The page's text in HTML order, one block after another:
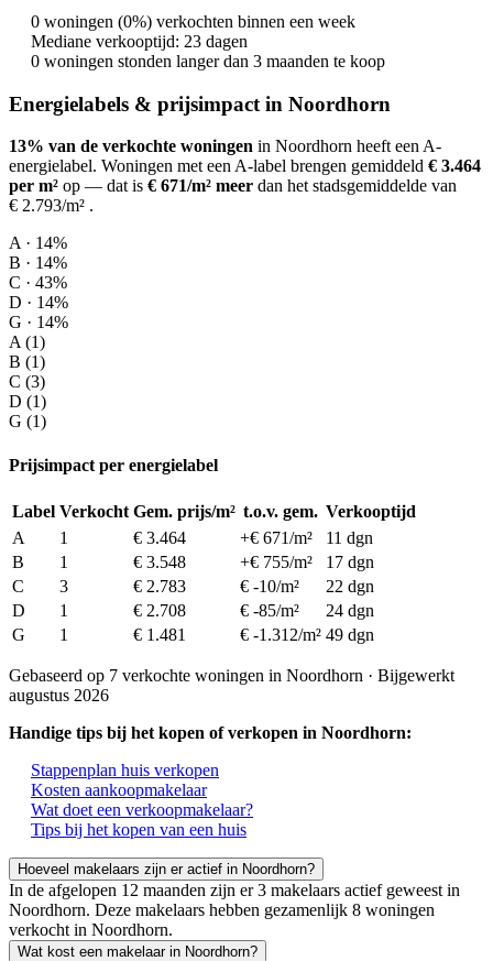
0 woningen (0%) verkochten binnen een week
Mediane verkooptijd: 23 dagen
0 woningen stonden langer dan 3 maanden te koop
Energielabels & prijsimpact in Noordhorn
13% van de verkochte woningen in Noordhorn heeft een A-
energielabel. Woningen met een A-label brengen gemiddeld € 3.464
per m² op — dat is € 671/m² meer dan het stadsgemiddelde van
€ 2.793/m² .
A · 14%
B · 14%
C · 43%
D · 14%
G · 14%
A (1)
B (1)
C (3)
D (1)
G (1)
Prijsimpact per energielabel
Label Verkocht Gem. prijs/m² t.o.v. gem. Verkooptijd
A
1 € 3.464 +€ 671/m²
11 dgn
B
1 € 3.548 +€ 755/m²
17 dgn
C
3 € 2.783 € -10/m²
22 dgn
D
1 € 2.708 € -85/m²
24 dgn
G
1 € 1.481 € -1.312/m² 49 dgn
Gebaseerd op 7 verkochte woningen in Noordhorn · Bijgewerkt
augustus 2026
Handige tips bij het kopen of verkopen in Noordhorn:
Stappenplan huis verkopen
Kosten aankoopmakelaar
Wat doet een verkoopmakelaar?
Tips bij het kopen van een huis
Hoeveel makelaars zijn er actief in Noordhorn?
In de afgelopen 12 maanden zijn er 3 makelaars actief geweest in
Noordhorn. Deze makelaars hebben gezamenlijk 8 woningen
verkocht in Noordhorn.
Wat kost een makelaar in Noordhorn?